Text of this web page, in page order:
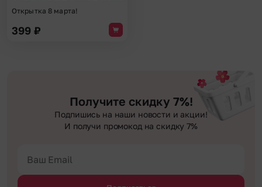
Открытка 8 марта!
399 ₽
Получите скидку 7%!
Подпишись на наши новости и акции!
И получи промокод на скидку 7%